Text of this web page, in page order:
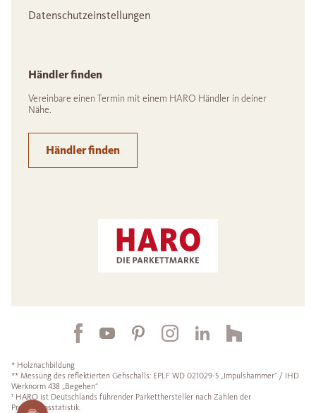
Datenschutzeinstellungen
Händler finden
Vereinbare einen Termin mit einem HARO Händler in deiner
Nähe.
Händler finden
* Holznachbildung
** Messung des reflektierten Gehschalls: EPLF WD 021029-5 „Impulshammer“ / IHD
Werknorm 438 „Begehen“
¹ HARO ist Deutschlands führender Parketthersteller nach Zahlen der
Produktionsstatistik.